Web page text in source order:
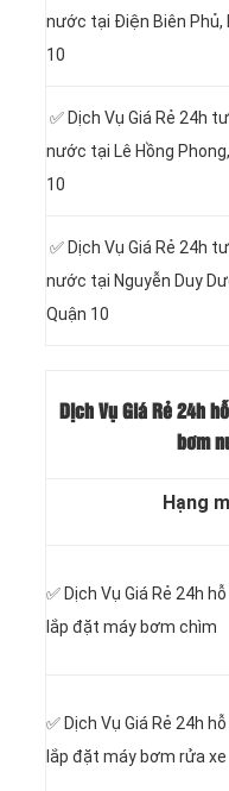
nước tại Điện Biên Phủ,
10
✅ Dịch Vụ Giá Rẻ 24h
nước tại Lê Hồng
10
✅ Dịch Vụ Giá Rẻ 24h
nước tại Nguyễn Duy
Quận 10
Dịch Vụ Giá Rẻ 24h
bơm
Hạng
✅ Dịch Vụ Giá Rẻ 24h
lắp đặt máy bơm chìm
✅ Dịch Vụ Giá Rẻ 24h
lắp đặt máy bơm rửa xe